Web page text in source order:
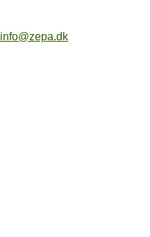
info@zepa.dk